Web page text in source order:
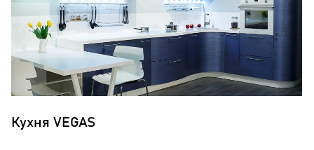
Кухня VEGAS